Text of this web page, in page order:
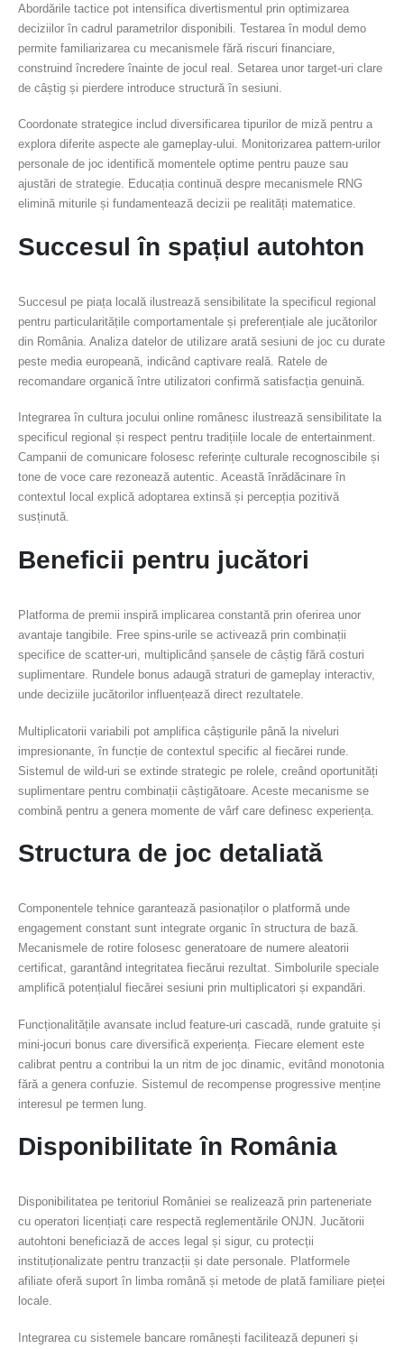
Abordările tactice pot intensifica divertismentul prin optimizarea
deciziilor în cadrul parametrilor disponibili. Testarea în modul demo
permite familiarizarea cu mecanismele fără riscuri financiare,
construind încredere înainte de jocul real. Setarea unor target-uri clare
de câștig și pierdere introduce structură în sesiuni.
Coordonate strategice includ diversificarea tipurilor de miză pentru a
explora diferite aspecte ale gameplay-ului. Monitorizarea pattern-urilor
personale de joc identifică momentele optime pentru pauze sau
ajustări de strategie. Educația continuă despre mecanismele RNG
elimină miturile și fundamentează decizii pe realități matematice.
Succesul în spațiul autohton
Succesul pe piața locală ilustrează sensibilitate la specificul regional
pentru particularitățile comportamentale și preferențiale ale jucătorilor
din România. Analiza datelor de utilizare arată sesiuni de joc cu durate
peste media europeană, indicând captivare reală. Ratele de
recomandare organică între utilizatori confirmă satisfacția genuină.
Integrarea în cultura jocului online românesc ilustrează sensibilitate la
specificul regional și respect pentru tradițiile locale de entertainment.
Campanii de comunicare folosesc referințe culturale recognoscibile și
tone de voce care rezonează autentic. Această înrădăcinare în
contextul local explică adoptarea extinsă și percepția pozitivă
susținută.
Beneficii pentru jucători
Platforma de premii inspiră implicarea constantă prin oferirea unor
avantaje tangibile. Free spins-urile se activează prin combinații
specifice de scatter-uri, multiplicând șansele de câștig fără costuri
suplimentare. Rundele bonus adaugă straturi de gameplay interactiv,
unde deciziile jucătorilor influențează direct rezultatele.
Multiplicatorii variabili pot amplifica câștigurile până la niveluri
impresionante, în funcție de contextul specific al fiecărei runde.
Sistemul de wild-uri se extinde strategic pe rolele, creând oportunități
suplimentare pentru combinații câștigătoare. Aceste mecanisme se
combină pentru a genera momente de vârf care definesc experiența.
Structura de joc detaliată
Componentele tehnice garantează pasionaților o platformă unde
engagement constant sunt integrate organic în structura de bază.
Mecanismele de rotire folosesc generatoare de numere aleatorii
certificat, garantând integritatea fiecărui rezultat. Simbolurile speciale
amplifică potențialul fiecărei sesiuni prin multiplicatori și expandări.
Funcționalitățile avansate includ feature-uri cascadă, runde gratuite și
mini-jocuri bonus care diversifică experiența. Fiecare element este
calibrat pentru a contribui la un ritm de joc dinamic, evitând monotonia
fără a genera confuzie. Sistemul de recompense progressive menține
interesul pe termen lung.
Disponibilitate în România
Disponibilitatea pe teritoriul României se realizează prin parteneriate
cu operatori licențiați care respectă reglementările ONJN. Jucătorii
autohtoni beneficiază de acces legal și sigur, cu protecții
instituționalizate pentru tranzacții și date personale. Platformele
afiliate oferă suport în limba română și metode de plată familiare pieței
locale.
Integrarea cu sistemele bancare românești facilitează depuneri și